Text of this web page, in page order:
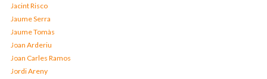
Jacint Risco
Jaume Serra
Jaume Tomàs
Joan Arderiu
Joan Carles Ramos
Jordi Areny